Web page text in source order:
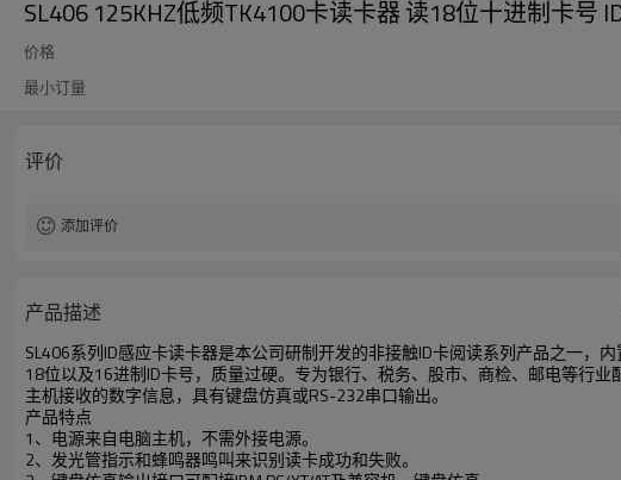
SL406 125KHZ低频TK4100卡读卡器 读18位十进制卡号
价格
最小订量
评价
添加评价
产品描述
SL406系列ID感应卡读卡器是本公司研制开发的非接触ID卡阅读系列产品之一，
18位以及16进制ID卡号，质量过硬。专为银行、税务、股市、商检、邮电等行
主机接收的数字信息，具有键盘仿真或RS-232串口输出。
产品特点
1、电源来自电脑主机，不需外接电源。
2、发光管指示和蜂鸣器鸣叫来识别读卡成功和失败。